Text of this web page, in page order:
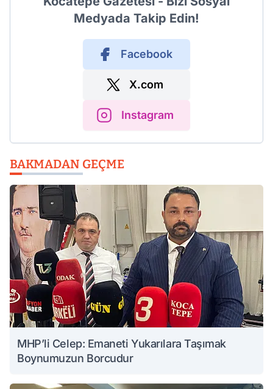
Medyada Takip Edin!
Facebook
X.com
Instagram
BAKMADAN GEÇME
MHP’li Celep: Emaneti Yukarılara Taşımak
Boynumuzun Borcudur